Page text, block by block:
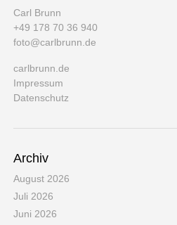
Carl Brunn
+49 178 70 36 940
foto@carlbrunn.de
carlbrunn.de
Impressum
Datenschutz
Archiv
August 2026
Juli 2026
Juni 2026